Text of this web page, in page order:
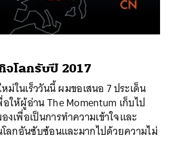
จโลกรับปี 2017
ม่ในเร็ววันนี้ ผมขอเสนอ 7 ประเด็น
ให้ผู้อ่าน The Momentum เก็บไป
เพื่อเป็นการทำความเข้าใจและ
ลกอันซับซ้อนและมากไปด้วยความไม่